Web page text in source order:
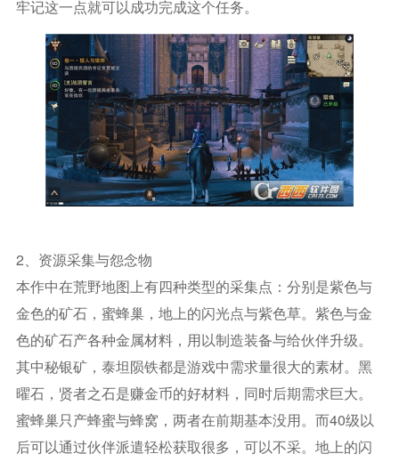
牢记这一点就可以成功完成这个任务。
2、资源采集与怨念物
本作中在荒野地图上有四种类型的采集点：分别是紫色与
金色的矿石，蜜蜂巢，地上的闪光点与紫色草。紫色与金
色的矿石产各种金属材料，用以制造装备与给伙伴升级。
其中秘银矿，泰坦陨铁都是游戏中需求量很大的素材。黑
曜石，贤者之石是赚金币的好材料，同时后期需求巨大。
蜜蜂巢只产蜂蜜与蜂窝，两者在前期基本没用。而40级以
后可以通过伙伴派遣轻松获取很多，可以不采。地上的闪